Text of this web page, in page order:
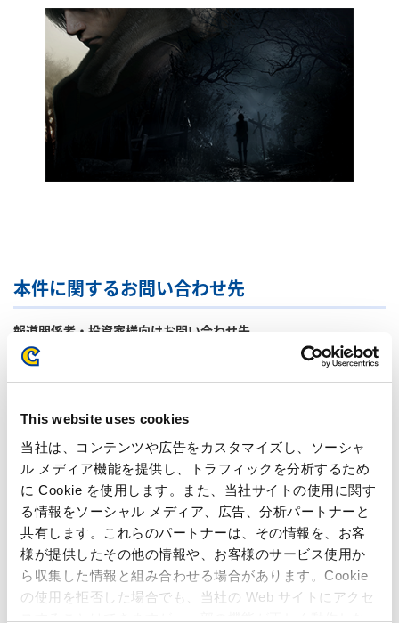
This website uses cookies
当社は、コンテンツや広告をカスタマイズし、ソーシャ
ル メディア機能を提供し、トラフィックを分析するため
に Cookie を使用します。また、当社サイトの使用に関す
る情報をソーシャル メディア、広告、分析パートナーと
共有します。これらのパートナーは、その情報を、お客
様が提供したその他の情報や、お客様のサービス使用か
ら収集した情報と組み合わせる場合があります。Cookie
の使用を拒否した場合でも、当社の Web サイトにアクセ
スすることはできますが、一部の機能が正しく動作しな
本件に関するお問い合わせ先
報道関係者・投資家様向けお問い合わせ先
財経・広報統括 広報IR室
TEL : 06-6920-3623 / FAX : 06-6920-5108
マーケティング推進室 日本ユーザーマーケティングチーム
TEL: 03-3340-0750／FAX: 03-3340-0721
ユーザー様向けお問い合わせ先
お客様相談室 家庭用ゲームサポート
TEL: 06-6946-3099
関連ページ